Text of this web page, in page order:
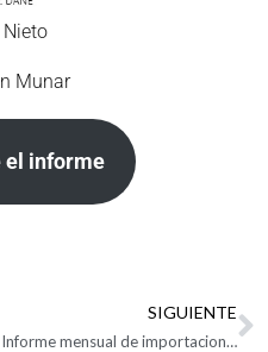
Munar
el informe
SIGUIENTE
Informe mensual de importaciones junio 2022